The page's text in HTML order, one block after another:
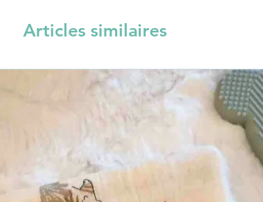
Articles similaires